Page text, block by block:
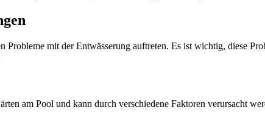
mit der Entwässerung auftreten. Es ist wichtig, diese
am Pool und kann durch verschiedene Faktoren verursacht